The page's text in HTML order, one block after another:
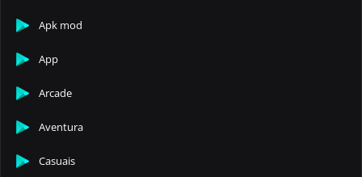
Apk mod
App
Arcade
Aventura
Casuais